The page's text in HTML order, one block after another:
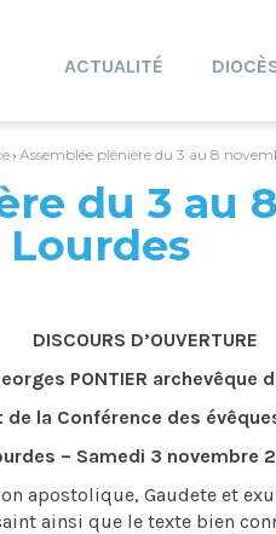
ACTUALITÉ
› Assemblée plénière du 3 au 8
du 3 au 8
Lourdes
DISCOURS D’OUVERTURE
PONTIER archevêque
la Conférence des
– Samedi 3 novembre
apostolique, Gaudete et
ainsi que le texte bien